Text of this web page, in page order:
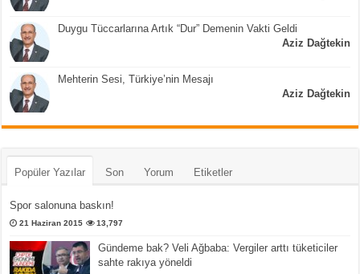
Duygu Tüccarlarına Artık “Dur” Demenin Vakti Geldi
Aziz Dağtekin
Mehterin Sesi, Türkiye’nin Mesajı
Aziz Dağtekin
Popüler Yazılar Son Yorum Etiketler
Spor salonuna baskın!
21 Haziran 2015 13,797
Gündeme bak? Veli Ağbaba: Vergiler arttı tüketiciler
sahte rakıya yöneldi